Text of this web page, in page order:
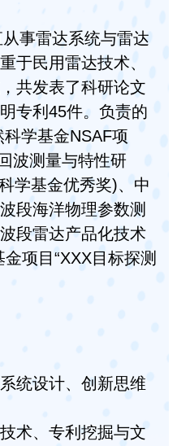
事雷达系统与雷达
于民用雷达技术、
共发表了科研论文
专利45件。负责的
学基金NSAF项
波测量与特性研
学基金优秀奖)、中
段海洋物理参数测
段雷达产品化技术
项目“XXX目标探测
统设计、创新思维
术、专利挖掘与文